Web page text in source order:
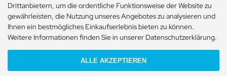
Social Media
Drittanbietern, um die ordentliche Funktionsweise der Website zu
gewährleisten, die Nutzung unseres Angebotes zu analysieren und
Ihnen ein bestmögliches Einkaufserlebnis bieten zu können.
Weitere Informationen finden Sie in unserer Datenschutzerklärung.
ALLE AKZEPTIEREN